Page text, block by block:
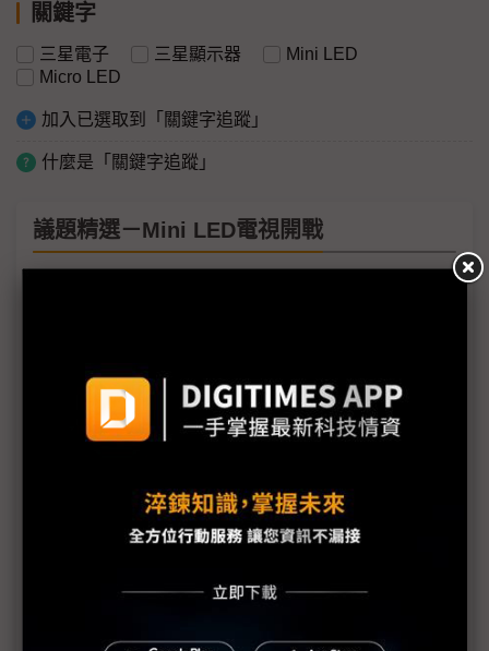
關鍵字
三星電子 三星顯示器
Mini LED
Micro LED
加入已選取到「關鍵字追蹤」
什麼是「關鍵字追蹤」
議題精選－Mini LED電視開戰
三星、樂金兩大韓廠搶進 Mini LED電視時代揭序幕
供應鏈前仆後繼搶進 Mini/Micro LED成Touch
華燦Mini LED切入群創、樂金供應鏈 三安如坐針氈